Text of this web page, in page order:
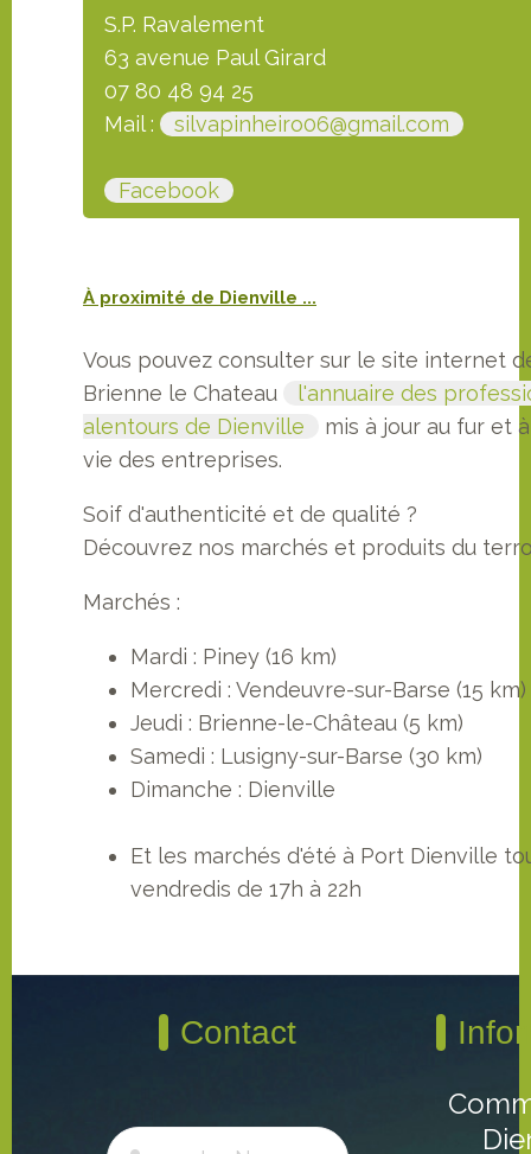
S.P. Ravalement
63 avenue Paul Girard
07 80 48 94 25
Mail :
silvapinheiro06@gmail.com
Facebook
À proximité de Dienville ...
Vous pouvez consulter sur le site internet
Brienne le Chateau
l'annuaire des
alentours de Dienville
mis à jour au fur et
vie des entreprises.
Soif d'authenticité et de qualité ?
Découvrez nos marchés et produits du
Marchés :
Mardi : Piney (16 km)
Mercredi : Vendeuvre-sur-Barse (15 km)
Jeudi : Brienne-le-Château (5 km)
Samedi : Lusigny-sur-Barse (30 km)
Dimanche : Dienville
Et les marchés d'été à Port Dienville
vendredis de 17h à 22h
Contact